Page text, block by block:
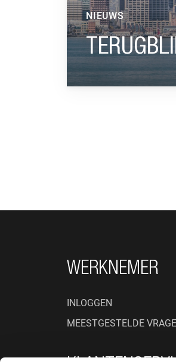
NIEUWS
FOOTER
WERKNEMER
INLOGGEN
MEESTGESTELDE